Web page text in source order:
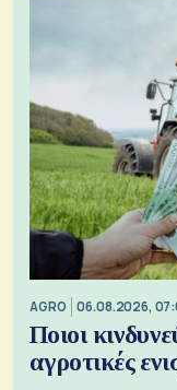
AGRO 06.08.2026,
Ποιοι
αγροτικές